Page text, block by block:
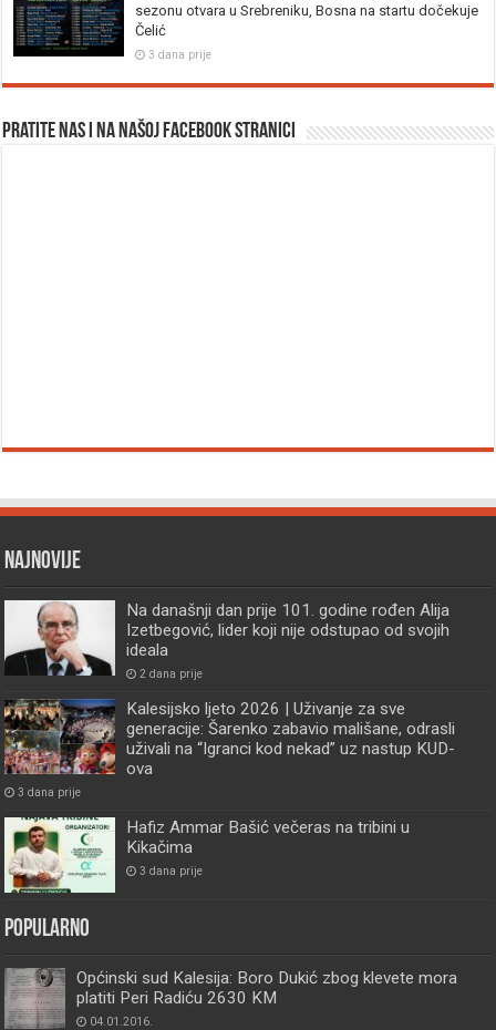
sezonu otvara u Srebreniku, Bosna na startu dočekuje
Čelić
3 dana prije
Pratite nas i na našoj facebook stranici
Najnovije
Na današnji dan prije 101. godine rođen Alija
Izetbegović, lider koji nije odstupao od svojih
ideala
2 dana prije
Kalesijsko ljeto 2026 | Uživanje za sve
generacije: Šarenko zabavio mališane, odrasli
uživali na “Igranci kod nekad” uz nastup KUD-
ova
3 dana prije
Hafiz Ammar Bašić večeras na tribini u
Kikačima
3 dana prije
Popularno
Općinski sud Kalesija: Boro Dukić zbog klevete mora
platiti Peri Radiću 2630 KM
04.01.2016.